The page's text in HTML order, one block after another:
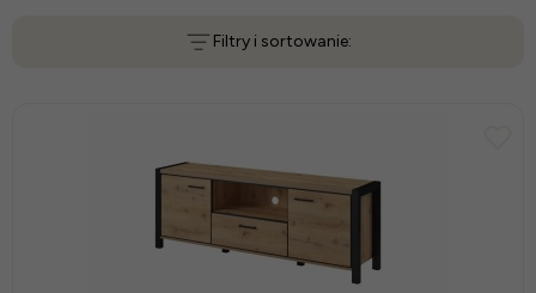
Filtry i sortowanie: